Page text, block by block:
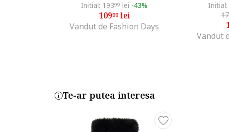
Initial: 19399 lei -43%
10999lei
Vandut de Fashion Days
Initial:
Vandut
Te-ar putea interesa